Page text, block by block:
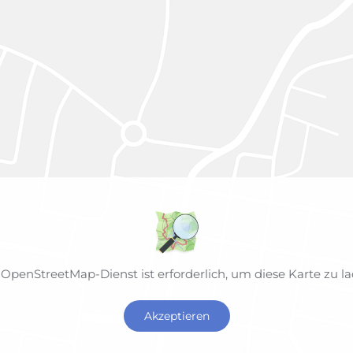
Dienst ist erforderlich, um diese Karte zu
Akzeptieren